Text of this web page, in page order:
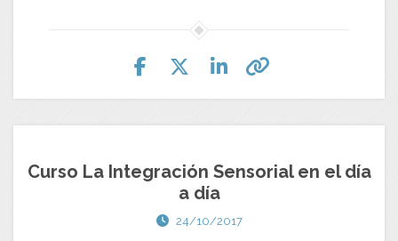
Curso La Integración Sensorial en el día
a día
24/10/2017